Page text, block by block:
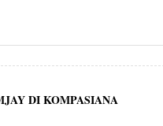
DI KOMPASIANA